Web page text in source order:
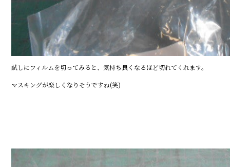
試しにフィルムを切ってみると、気持ち良くなるほど切れてくれます。
マスキングが楽しくなりそうですね(笑)